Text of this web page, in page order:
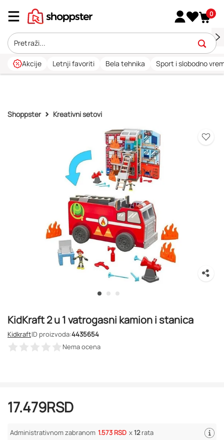
0
Akcije Letnji favoriti Bela tehnika Sport i slobodno
Shoppster Kreativni setovi
KidKraft 2 u 1 vatrogasni kamion i stanica
KidkraftID proizvoda:4435654
Nema ocena
17.479RSD
Administrativnom zabranom 1.573 RSD x12rata